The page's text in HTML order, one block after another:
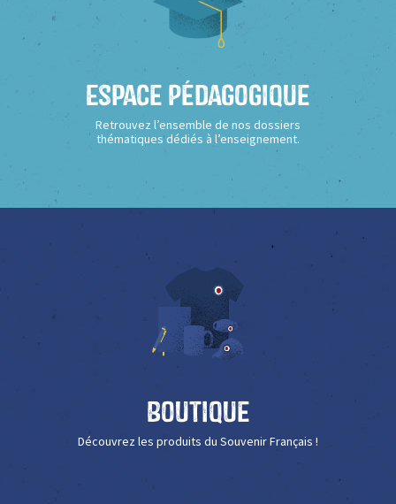
Espace Pédagogique
Retrouvez l’ensemble de nos dossiers
thématiques dédiés à l’enseignement.
Boutique
Découvrez les produits du Souvenir Français !